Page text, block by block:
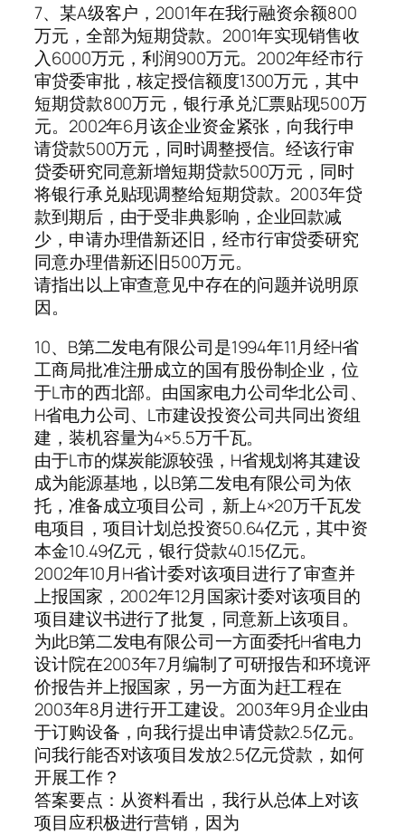
7、某A级客户，2001年在我行融资余额800
万元，全部为短期贷款。2001年实现销售收
入6000万元，利润900万元。2002年经市行
审贷委审批，核定授信额度1300万元，其中
短期贷款800万元，银行承兑汇票贴现500万
元。2002年6月该企业资金紧张，向我行申
请贷款500万元，同时调整授信。经该行审
贷委研究同意新增短期贷款500万元，同时
将银行承兑贴现调整给短期贷款。2003年贷
款到期后，由于受非典影响，企业回款减
少，申请办理借新还旧，经市行审贷委研究
同意办理借新还旧500万元。
请指出以上审查意见中存在的问题并说明原
因。
10、B第二发电有限公司是1994年11月经H省
工商局批准注册成立的国有股份制企业，位
于L市的西北部。由国家电力公司华北公司、
H省电力公司、L市建设投资公司共同出资组
建，装机容量为4×5.5万千瓦。
由于L市的煤炭能源较强，H省规划将其建设
成为能源基地，以B第二发电有限公司为依
托，准备成立项目公司，新上4×20万千瓦发
电项目，项目计划总投资50.64亿元，其中资
本金10.49亿元，银行贷款40.15亿元。
2002年10月H省计委对该项目进行了审查并
上报国家，2002年12月国家计委对该项目的
项目建议书进行了批复，同意新上该项目。
为此B第二发电有限公司一方面委托H省电力
设计院在2003年7月编制了可研报告和环境评
价报告并上报国家，另一方面为赶工程在
2003年8月进行开工建设。2003年9月企业由
于订购设备，向我行提出申请贷款2.5亿元。
问我行能否对该项目发放2.5亿元贷款，如何
开展工作？
答案要点：从资料看出，我行从总体上对该
项目应积极进行营销，因为